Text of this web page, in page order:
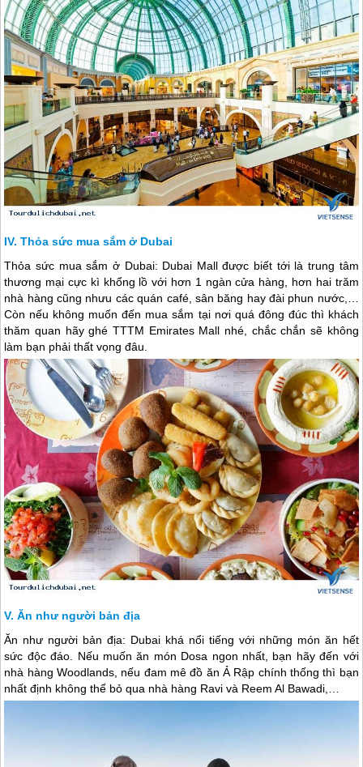
Thỏa sức mua sắm ở Dubai
Thỏa sức mua sắm ở Dubai: Dubai Mall được biết tới là trung tâm
thương mại cực kì khổng lồ với hơn 1 ngàn cửa hàng, hơn hai trăm
nhà hàng cũng nhưu các quán café, sân băng hay đài phun nước,…
Còn nếu không muốn đến mua sắm tại nơi quá đông đúc thì khách
thăm quan hãy ghé TTTM Emirates Mall nhé, chắc chắn sẽ không
làm bạn phải thất vọng đâu.
Ăn như người bản địa
Ăn như người bản địa: Dubai khá nổi tiếng với những món ăn hết
sức độc đáo. Nếu muốn ăn món Dosa ngon nhất, bạn hãy đến với
nhà hàng Woodlands, nếu đam mê đồ ăn Ả Rập chính thống thì bạn
nhất định không thể bỏ qua nhà hàng Ravi và Reem Al Bawadi,…